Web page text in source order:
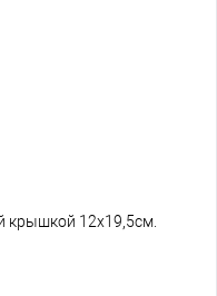
крышкой 12х19,5см.